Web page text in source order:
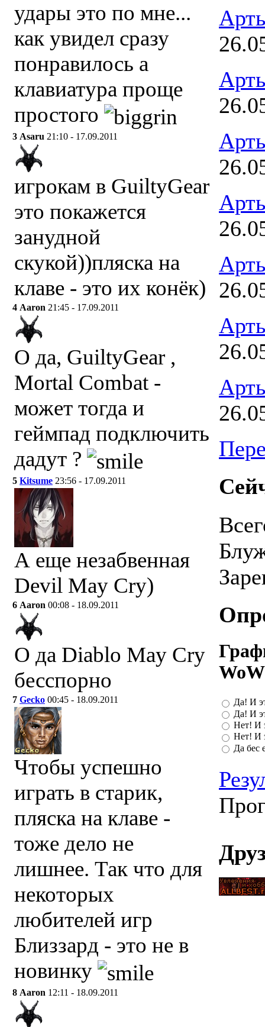
удары это по мне...
как увидел сразу
понравилось а
клавиатура проще
простого
3 Asaru 21:10 - 17.09.2011
игрокам в GuiltyGear
это покажется
занудной
скукой))пляска на
клаве - это их конёк)
4 Aaron 21:45 - 17.09.2011
О да, GuiltyGear ,
Mortal Combat -
может тогда и
геймпад подключить
дадут ?
5 Kitsume 23:56 - 17.09.2011
А еще незабвенная
Devil May Cry)
6 Aaron 00:08 - 18.09.2011
О да Diablo May Cry
бесспорно
7 Gecko 00:45 - 18.09.2011
Чтобы успешно
играть в старик,
пляска на клаве -
тоже дело не
лишнее. Так что для
некоторых
любителей игр
Близзард - это не в
новинку
8 Aaron 12:11 - 18.09.2011
Да! И
Да! И
Нет! И
Нет! И
Да бес